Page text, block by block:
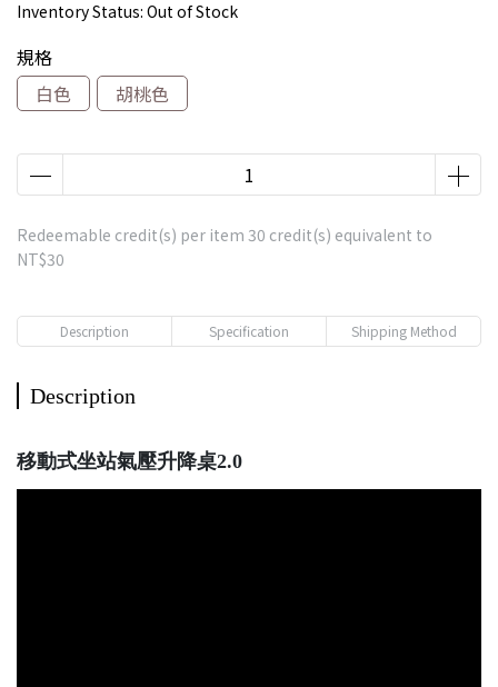
Inventory Status: Out of Stock
規格
白色
胡桃色
Redeemable credit(s) per item 30 credit(s) equivalent to
NT$30
Description Specification Shipping Method
Description
移動式坐站氣壓升降桌2.0